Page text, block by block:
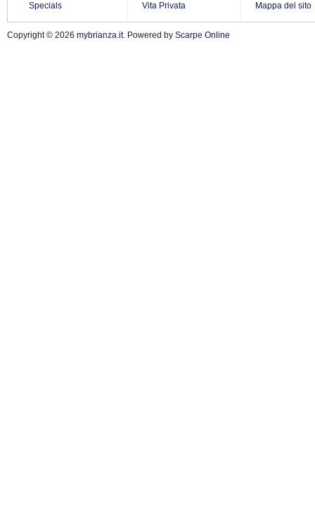
Specials
Vita Privata
Mappa del sito
Copyright © 2026 mybrianza.it. Powered by Scarpe Online